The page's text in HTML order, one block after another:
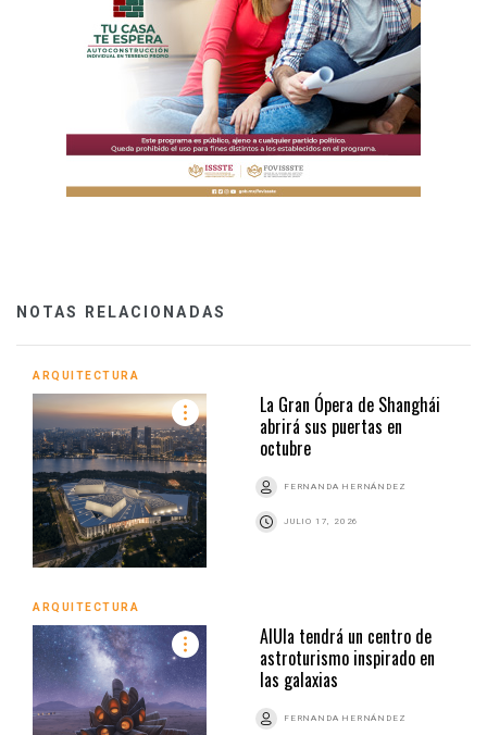
NOTAS RELACIONADAS
ARQUITECTURA
La Gran Ópera de Shanghái
abrirá sus puertas en
octubre
FERNANDA HERNÁNDEZ
JULIO 17, 2026
ARQUITECTURA
AlUla tendrá un centro de
astroturismo inspirado en
las galaxias
FERNANDA HERNÁNDEZ